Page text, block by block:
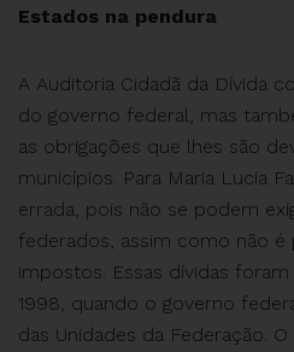
Estados na pendura
A Auditoria Cidadã da Dívida
do governo federal, mas
as obrigações que lhes são
municípios. Para Maria Lucia
errada, pois não se podem
federados, assim como não
impostos. Essas dívidas
1998, quando o governo
das Unidades da Federação.